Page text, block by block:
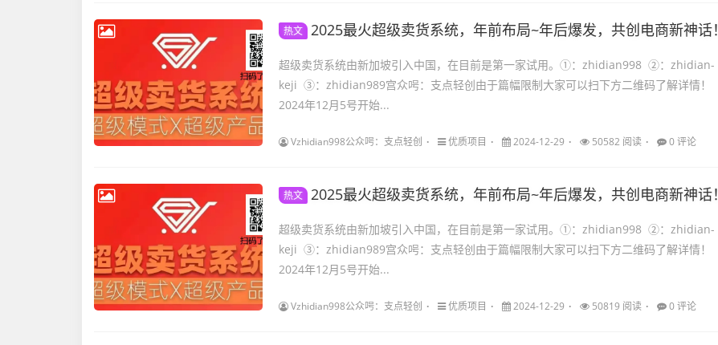
热文 2025最火超级卖货系统，年前布局~年后爆发，共创电商新神话！
超级卖货系统由新加坡引入中国，在目前是第一家试用。①：zhidian998 ②：zhidian-
keji ③：zhidian989宫众呺：支点轻创由于篇幅限制大家可以扫下方二维码了解详情！
2024年12月5号开始...
Vzhidian998公众呺：支点轻创 优质项目 2024-12-29 50582 阅读 0 评论
热文 2025最火超级卖货系统，年前布局~年后爆发，共创电商新神话！
超级卖货系统由新加坡引入中国，在目前是第一家试用。①：zhidian998 ②：zhidian-
keji ③：zhidian989宫众呺：支点轻创由于篇幅限制大家可以扫下方二维码了解详情！
2024年12月5号开始...
Vzhidian998公众呺：支点轻创 优质项目 2024-12-29 50819 阅读 0 评论